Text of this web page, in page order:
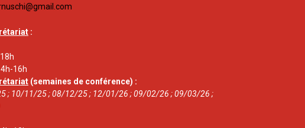
:
16h
(semaines de conférence) :
; 10/11/25 ; 08/12/25 ; 12/01/26 ; 09/02/26 ; 09/03/26 ;